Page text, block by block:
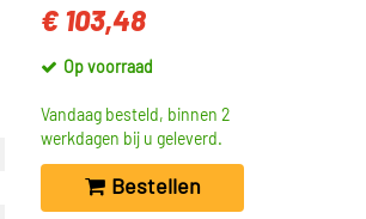
€ 103,48
Op voorraad
Vandaag besteld, binnen 2
werkdagen bij u geleverd.
Bestellen